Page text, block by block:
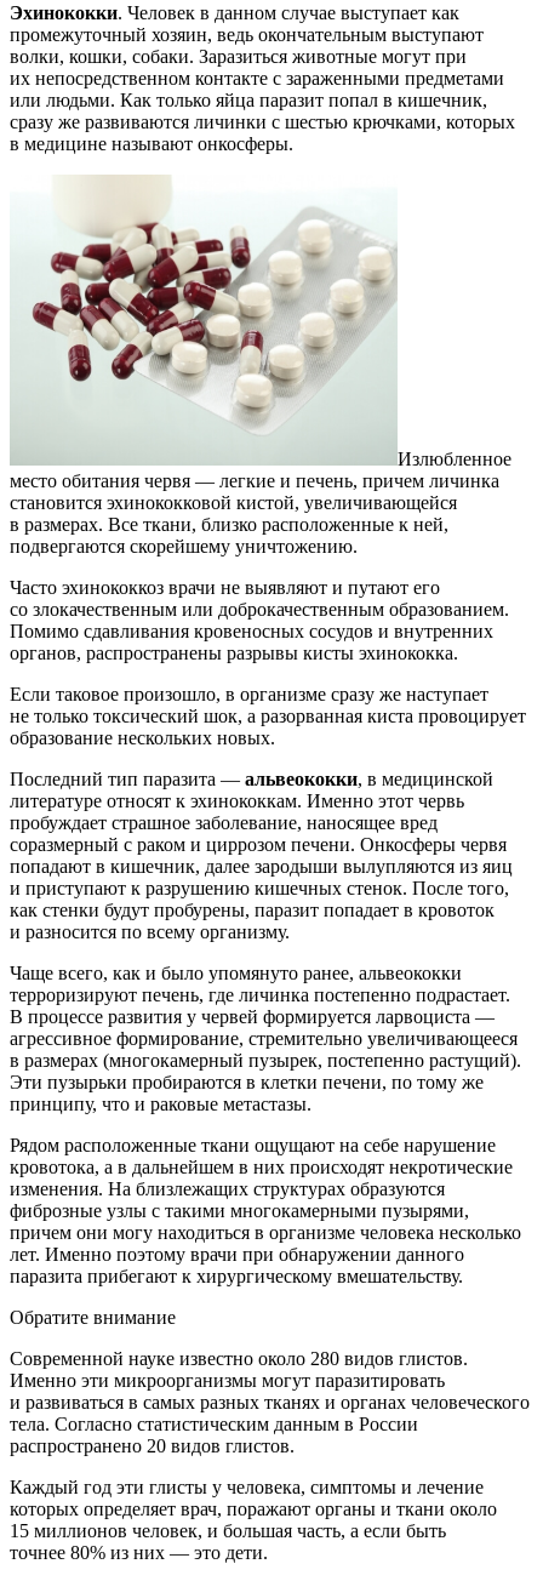
Эхинококки. Человек в данном случае выступает как
промежуточный хозяин, ведь окончательным выступают
волки, кошки, собаки. Заразиться животные могут при
их непосредственном контакте с зараженными предметами
или людьми. Как только яйца паразит попал в кишечник,
сразу же развиваются личинки с шестью крючками, которых
в медицине называют онкосферы.
Излюбленное
место обитания червя — легкие и печень, причем личинка
становится эхинококковой кистой, увеличивающейся
в размерах. Все ткани, близко расположенные к ней,
подвергаются скорейшему уничтожению.
Часто эхинококкоз врачи не выявляют и путают его
со злокачественным или доброкачественным образованием.
Помимо сдавливания кровеносных сосудов и внутренних
органов, распространены разрывы кисты эхинококка.
Если таковое произошло, в организме сразу же наступает
не только токсический шок, а разорванная киста провоцирует
образование нескольких новых.
Последний тип паразита — альвеококки, в медицинской
литературе относят к эхинококкам. Именно этот червь
пробуждает страшное заболевание, наносящее вред
соразмерный с раком и циррозом печени. Онкосферы червя
попадают в кишечник, далее зародыши вылупляются из яиц
и приступают к разрушению кишечных стенок. После того,
как стенки будут пробурены, паразит попадает в кровоток
и разносится по всему организму.
Чаще всего, как и было упомянуто ранее, альвеококки
терроризируют печень, где личинка постепенно подрастает.
В процессе развития у червей формируется ларвоциста —
агрессивное формирование, стремительно увеличивающееся
в размерах (многокамерный пузырек, постепенно растущий).
Эти пузырьки пробираются в клетки печени, по тому же
принципу, что и раковые метастазы.
Рядом расположенные ткани ощущают на себе нарушение
кровотока, а в дальнейшем в них происходят некротические
изменения. На близлежащих структурах образуются
фиброзные узлы с такими многокамерными пузырями,
причем они могу находиться в организме человека несколько
лет. Именно поэтому врачи при обнаружении данного
паразита прибегают к хирургическому вмешательству.
Обратите внимание
Современной науке известно около 280 видов глистов.
Именно эти микроорганизмы могут паразитировать
и развиваться в самых разных тканях и органах человеческого
тела. Согласно статистическим данным в России
распространено 20 видов глистов.
Каждый год эти глисты у человека, симптомы и лечение
которых определяет врач, поражают органы и ткани около
15 миллионов человек, и большая часть, а если быть
точнее 80% из них — это дети.